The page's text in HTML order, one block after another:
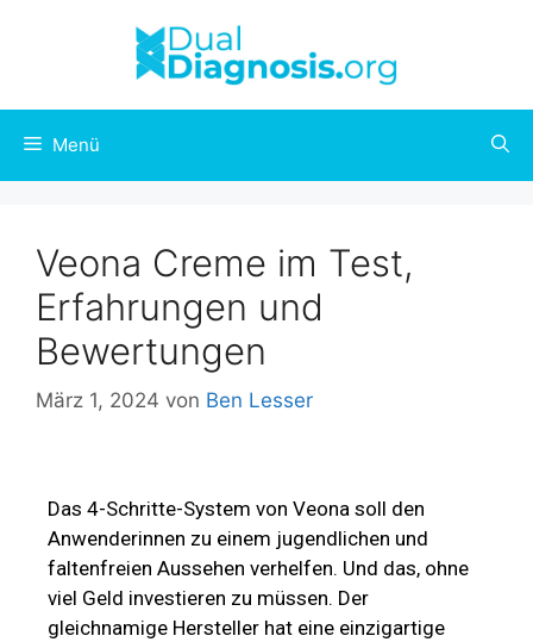
Menü
Veona Creme im Test,
Erfahrungen und
Bewertungen
März 1, 2024 von Ben Lesser
Das 4-Schritte-System von Veona soll den
Anwenderinnen zu einem jugendlichen und
faltenfreien Aussehen verhelfen. Und das, ohne
viel Geld investieren zu müssen. Der
gleichnamige Hersteller hat eine einzigartige